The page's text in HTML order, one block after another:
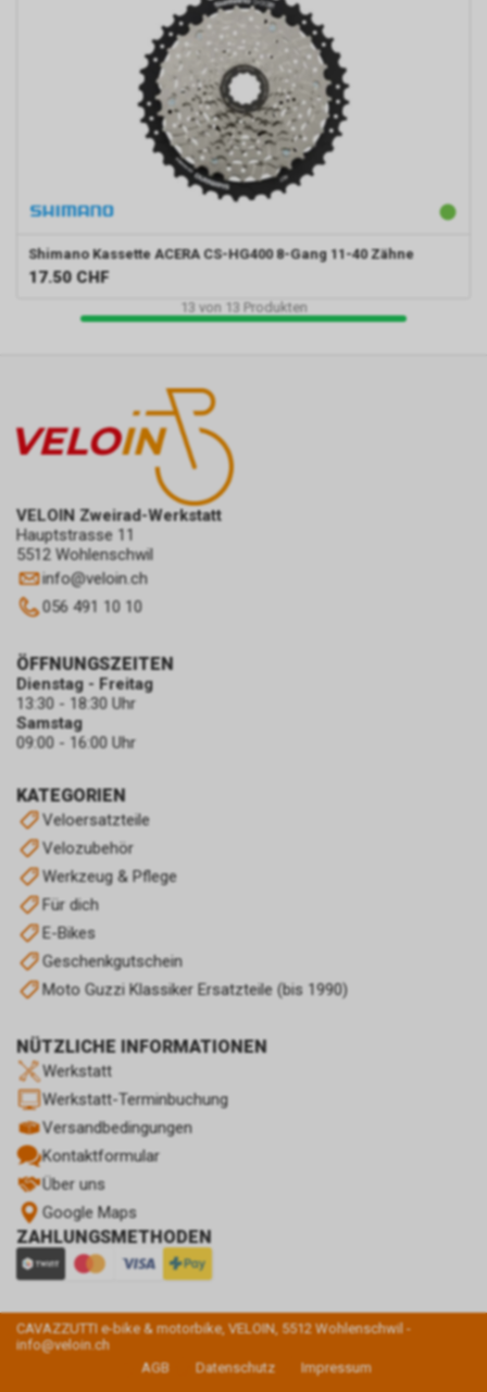
Shimano Kassette ACERA CS-HG400 8-Gang 11-40 Zähne
17.50 CHF
13 von 13 Produkten
VELOIN Zweirad-Werkstatt
Hauptstrasse 11
5512 Wohlenschwil
info@veloin.ch
056 491 10 10
KATEGORIEN
Veloersatzteile
Velozubehör
Werkzeug & Pflege
Für dich
E-Bikes
Geschenkgutschein
Moto Guzzi Klassiker Ersatzteile (bis 1990)
NÜTZLICHE INFORMATIONEN
Werkstatt
Werkstatt-Terminbuchung
Versandbedingungen
Kontaktformular
Über uns
Google Maps
ZAHLUNGSMETHODEN
ÖFFNUNGSZEITEN
Dienstag - Freitag
13:30 - 18:30 Uhr
Samstag
09:00 - 16:00 Uhr
CAVAZZUTTI e-bike & motorbike, VELOIN, 5512 Wohlenschwil -
info@veloin.ch
AGB
Datenschutz Impressum